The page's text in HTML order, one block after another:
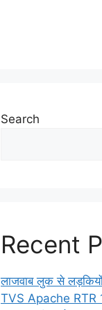
Search
Recent
लाजवाब लुक से लड़कियों
TVS Apache RTR